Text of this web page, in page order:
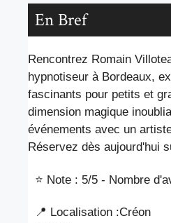
En Bref
Rencontrez Romain
hypnotiseur à Bordeaux,
fascinants pour petits et
dimension magique
événements avec un
Réservez dès aujourd'hui
⭐ Note : 5/5 - Nombre
📍 Localisation :Créon